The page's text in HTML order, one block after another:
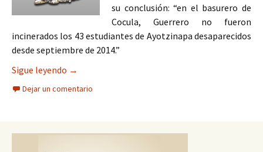
su conclusión: “en el basurero de
Cocula, Guerrero no fueron
incinerados los 43 estudiantes de Ayotzinapa desaparecidos
desde septiembre de 2014.”
Sigue leyendo El GIEI evidencia del fascismo del estado
→
Dejar un comentario